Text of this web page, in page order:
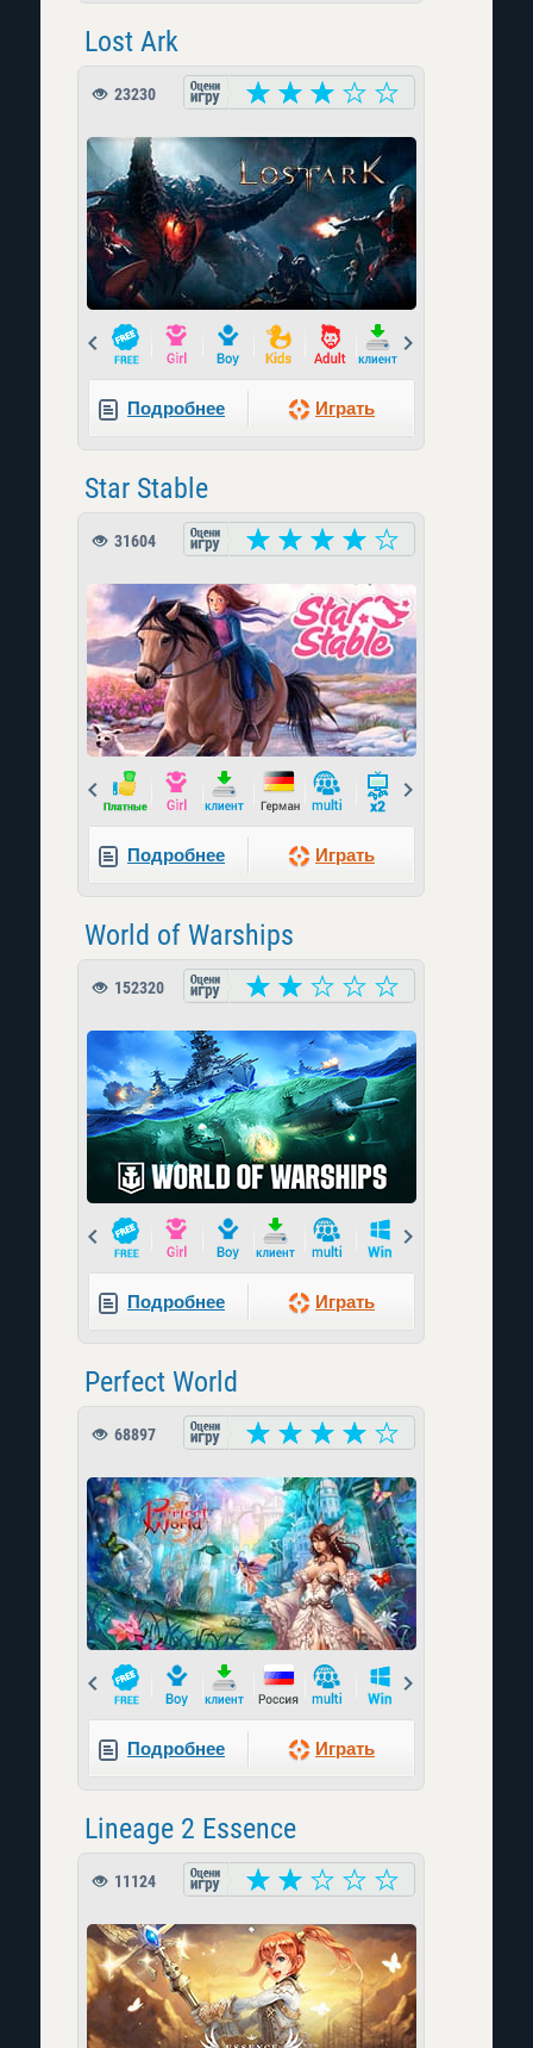
Lost Ark
23230
Prev
Подробнее Играть
Star Stable
31604
Prev
Подробнее Играть
World of Warships
152320
Prev
Подробнее Играть
Perfect World
68897
Prev
Подробнее Играть
Lineage 2 Essence
11124